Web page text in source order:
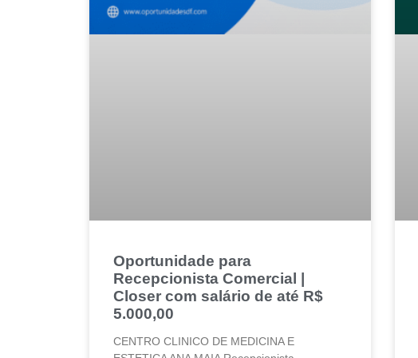
Oportunidade para
Recepcionista Comercial |
Closer com salário de até R$
5.000,00
CENTRO CLINICO DE MEDICINA E